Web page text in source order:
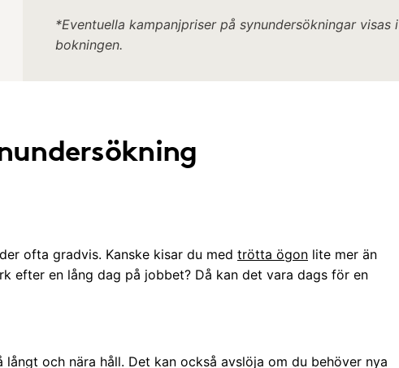
*Eventuella kampanjpriser på synundersökningar visas i
bokningen.
ofta gradvis. Kanske kisar du med trötta ögon lite mer än
efter en lång dag på jobbet? Då kan det vara dags för en
och nära håll. Det kan också avslöja om du behöver nya